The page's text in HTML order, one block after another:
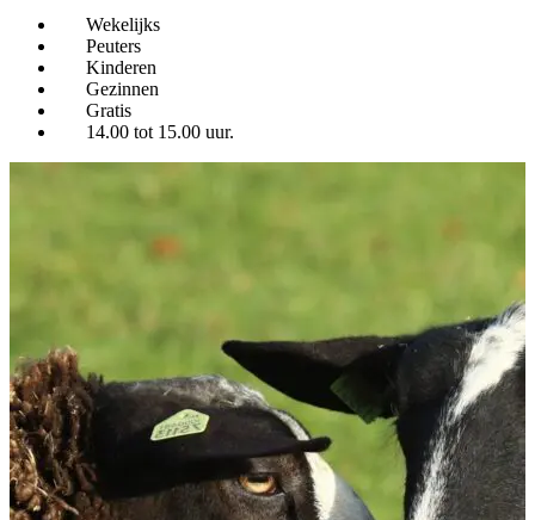
Wekelijks
Peuters
Kinderen
Gezinnen
Gratis
14.00 tot 15.00 uur.